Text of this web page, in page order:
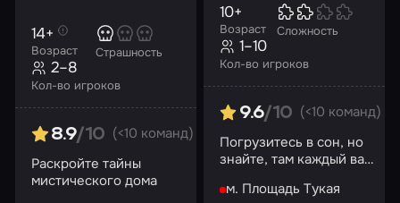
Возраст
14+
Страшность
Кол-во игроков
2–8
8.9/10 (<10 команд)
Раскройте тайны
мистического дома
Возраст
10+
Сложность
Кол-во игроков
1–10
9.6/10 (<10 команд)
Погрузитесь в сон, но
знайте, там каждый ваш
Найдите свой путь!
м. Площадь Тукая